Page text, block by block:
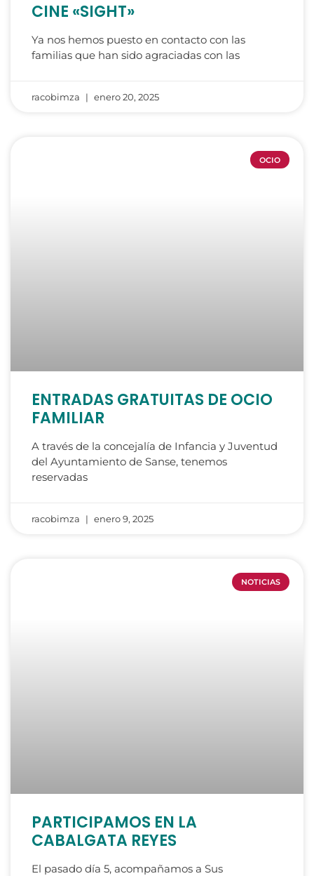
CINE «SIGHT»
Ya nos hemos puesto en contacto con las
familias que han sido agraciadas con las
racobimza enero 20, 2025
OCIO
ENTRADAS GRATUITAS DE OCIO
FAMILIAR
A través de la concejalía de Infancia y Juventud
del Ayuntamiento de Sanse, tenemos
reservadas
racobimza enero 9, 2025
NOTICIAS
PARTICIPAMOS EN LA
CABALGATA REYES
El pasado día 5, acompañamos a Sus